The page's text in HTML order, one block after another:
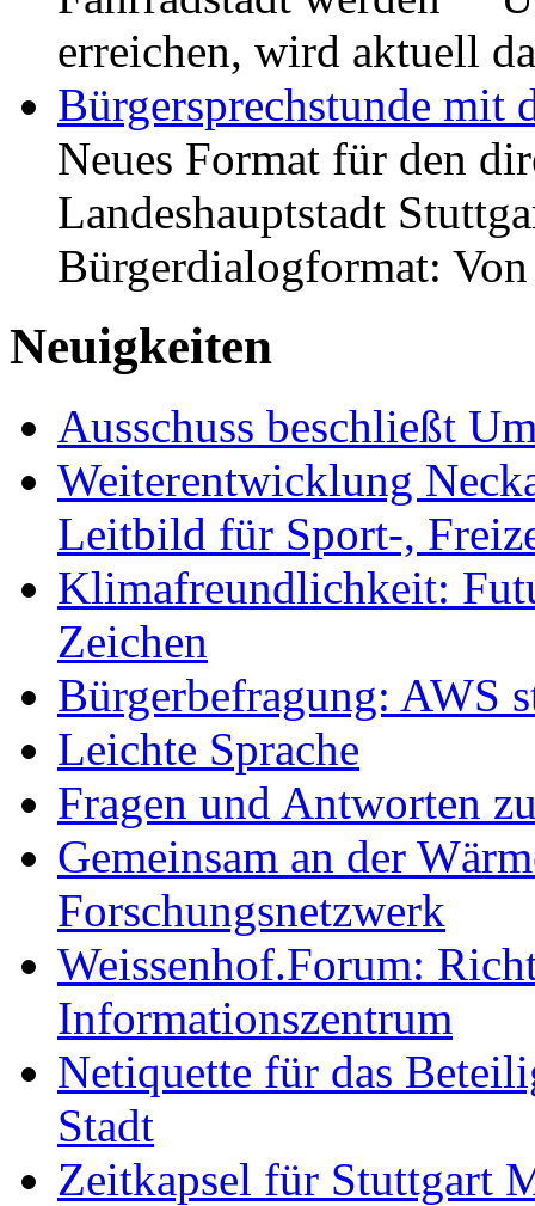
erreichen, wird aktuell
Bürgersprechstunde mit
Neues Format für den
Landeshauptstadt
Bürgerdialogformat:
Neuigkeiten
Ausschuss beschließt
Weiterentwicklung
Leitbild für Sport-,
Klimafreundlichkeit:
Zeichen
Bürgerbefragung: AWS
Leichte Sprache
Fragen und Antworten
Gemeinsam an der
Forschungsnetzwerk
Weissenhof.Forum:
Informationszentrum
Netiquette für das
Stadt
Zeitkapsel für Stuttgart